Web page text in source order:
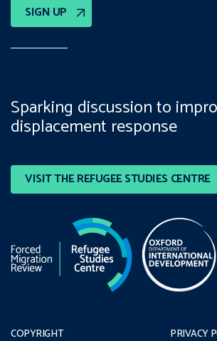
SIGN UP
VISIT THE REFUGEE STUDIES CENTRE
Sparking discussion to
displacement response
COPYRIGHT PRIVACY